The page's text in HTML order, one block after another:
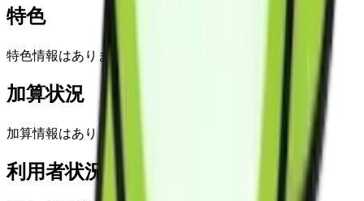
特色
特色情報はありません
加算状況
加算情報はありません
利用者状況